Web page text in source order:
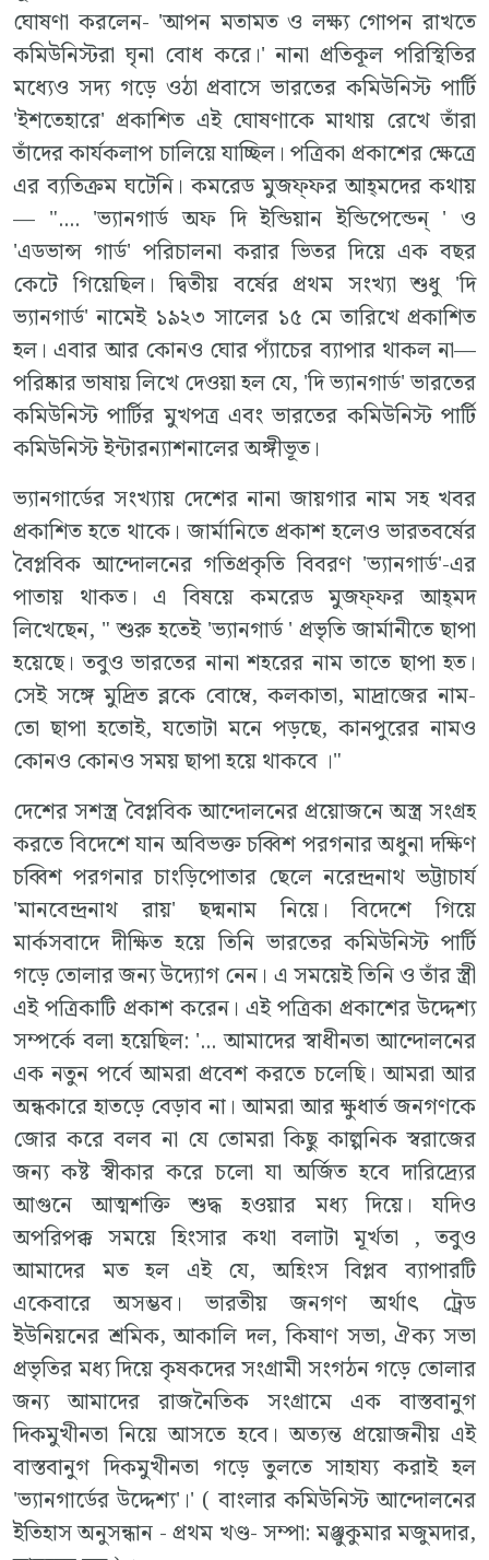
ঘোষণা করলেন- 'আপন মতামত ও লক্ষ‍্য গোপন রাখতে
কমিউনিস্টরা ঘৃনা বোধ করে।' নানা প্রতিকূল পরিস্থিতির
মধ‍্যেও সদ‍্য গড়ে ওঠা প্রবাসে ভারতের কমিউনিস্ট পার্টি
'ইশতেহারে' প্রকাশিত এই ঘোষণাকে মাথায় রেখে তাঁরা
তাঁদের কার্যকলাপ চালিয়ে যাচ্ছিল। পত্রিকা প্রকাশের ক্ষেত্রে
এর ব‍্যতিক্রম ঘটেনি। কমরেড মুজফ্‌ফর আহ্‌মদের কথায়
— ".... 'ভ‍্যানগার্ড অফ দি ইন্ডিয়ান ইন্ডিপেন্ডেন্ ' ও
'এডভান্স গার্ড' পরিচালনা করার ভিতর দিয়ে এক বছর
কেটে গিয়েছিল। দ্বিতীয় বর্ষের প্রথম সংখ‍্যা শুধু 'দি
ভ‍্যানগার্ড' নামেই ১৯২৩ সালের ১৫ মে তারিখে প্রকাশিত
হল। এবার আর কোনও ঘোর প‍্যাঁচের ব‍্যাপার থাকল না—
পরিষ্কার ভাষায় লিখে দেওয়া হল যে, 'দি ভ‍্যানগার্ড' ভারতের
কমিউনিস্ট পার্টির মুখপত্র এবং ভারতের কমিউনিস্ট পার্টি
কমিউনিস্ট ইন্টারন‍্যাশনালের অঙ্গীভূত।
ভ‍্যানগার্ডের সংখ‍্যায় দেশের নানা জায়গার নাম সহ খবর
প্রকাশিত হতে থাকে। জার্মানিতে প্রকাশ হলেও ভারতবর্ষের
বৈপ্লবিক আন্দোলনের গতিপ্রকৃতি বিবরণ 'ভ‍্যানগার্ড'-এর
পাতায় থাকত। এ বিষয়ে কমরেড মুজফ্‌ফর আহ্‌মদ
লিখেছেন, " শুরু হতেই 'ভ‍্যানগার্ড ' প্রভৃতি জার্মানীতে ছাপা
হয়েছে। তবুও ভারতের নানা শহরের নাম তাতে ছাপা হত।
সেই সঙ্গে মুদ্রিত ব্লকে বোম্বে, কলকাতা, মাদ্রাজের নাম-
তো ছাপা হতোই, যতোটা মনে পড়ছে, কানপুরের নামও
কোনও কোনও সময় ছাপা হয়ে থাকবে ।"
দেশের সশস্ত্র বৈপ্লবিক আন্দোলনের প্রয়োজনে অস্ত্র সংগ্রহ
করতে বিদেশে যান অবিভক্ত চব্বিশ পরগনার অধুনা দক্ষিণ
চব্বিশ পরগনার চাংড়িপোতার ছেলে নরেন্দ্রনাথ ভট্টাচার্য
'মানবেন্দ্রনাথ রায়' ছদ্মনাম নিয়ে। বিদেশে গিয়ে
মার্কসবাদে দীক্ষিত হয়ে তিনি ভারতের কমিউনিস্ট পার্টি
গড়ে তোলার জন‍্য উদ্যোগ নেন। এ সময়েই তিনি ও তাঁর স্ত্রী
এই পত্রিকাটি প্রকাশ করেন। এই পত্রিকা প্রকাশের উদ্দেশ‍্য
সম্পর্কে বলা হয়েছিল: '... আমাদের স্বাধীনতা আন্দোলনের
এক নতুন পর্বে আমরা প্রবেশ করতে চলেছি। আমরা আর
অন্ধকারে হাতড়ে বেড়াব না। আমরা আর ক্ষুধার্ত জনগণকে
জোর করে বলব না যে তোমরা কিছু কাল্পনিক স্বরাজের
জন‍্য কষ্ট স্বীকার করে চলো যা অর্জিত হবে দারিদ্র‍্যের
আগুনে আত্মশক্তি শুদ্ধ হওয়ার মধ‍্য দিয়ে। যদিও
অপরিপক্ক সময়ে হিংসার কথা বলাটা মূর্খতা , তবুও
আমাদের মত হল এই যে, অহিংস বিপ্লব ব‍্যাপারটি
একেবারে অসম্ভব। ভারতীয় জনগণ অর্থাৎ ট্রেড
ইউনিয়নের শ্রমিক, আকালি দল, কিষাণ সভা, ঐক‍্য সভা
প্রভৃতির মধ‍্য দিয়ে কৃষকদের সংগ্রামী সংগঠন গড়ে তোলার
জন‍্য আমাদের রাজনৈতিক সংগ্রামে এক বাস্তবানুগ
দিকমুখীনতা নিয়ে আসতে হবে। অত‍্যন্ত প্রয়োজনীয় এই
বাস্তবানুগ দিকমুখীনতা গড়ে তুলতে সাহায‍্য করাই হল
'ভ‍্যানগার্ডের উদ্দেশ‍্য'।' ( বাংলার কমিউনিস্ট আন্দোলনের
ইতিহাস অনুসন্ধান - প্রথম খণ্ড- সম্পা: মঞ্জুকুমার মজুমদার,